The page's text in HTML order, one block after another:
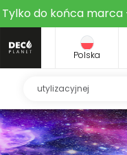
Tylko do końca
Polska